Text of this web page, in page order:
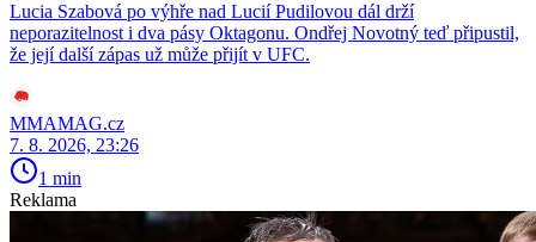
Lucia Szabová po výhře nad Lucií Pudilovou dál drží
neporazitelnost i dva pásy Oktagonu. Ondřej Novotný teď připustil,
že její další zápas už může přijít v UFC.
MMAMAG.cz
7. 8. 2026, 23:26
1 min
Reklama